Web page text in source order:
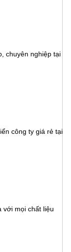
chuyên nghiệp tại
công ty giá rẻ tại
với mọi chất liệu